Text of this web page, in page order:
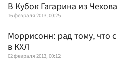
В Кубок Гагарина из Чехова
16 февраля 2013, 00:25
Моррисонн: рад тому, что
в КХЛ
02 февраля 2013, 00:12